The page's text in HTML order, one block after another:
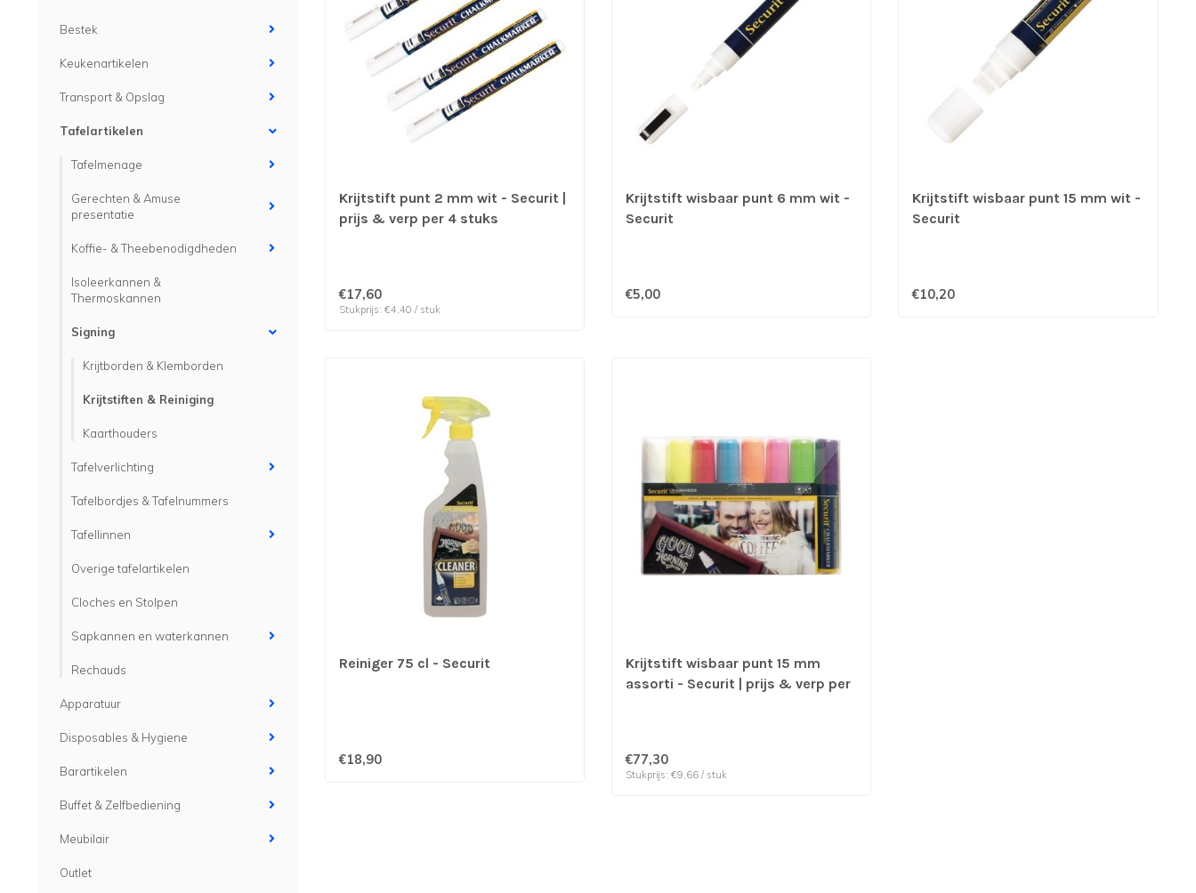
Bestek
Keukenartikelen
Transport & Opslag
Tafelartikelen
Tafelmenage
Gerechten & Amuse
presentatie
Koffie- & Theebenodigdheden
Isoleerkannen &
Thermoskannen
Signing
Krijtborden & Klemborden
Krijtstiften & Reiniging
Kaarthouders
Tafelverlichting
Tafelbordjes & Tafelnummers
Tafellinnen
Overige tafelartikelen
Cloches en Stolpen
Sapkannen en waterkannen
Rechauds
Apparatuur
Disposables & Hygiene
Barartikelen
Buffet & Zelfbediening
Meubilair
Outlet
Krijtstift punt 2 mm wit - Securit |
prijs & verp per 4 stuks
€17,60
Stukprijs: €4,40 / stuk
Krijtstift wisbaar punt 6 mm wit -
Securit
€5,00
Krijtstift wisbaar punt 15 mm wit -
Securit
€10,20
Reiniger 75 cl - Securit
€18,90
Krijtstift wisbaar punt 15 mm
assorti - Securit | prijs & verp per
€77,30
Stukprijs: €9,66 / stuk